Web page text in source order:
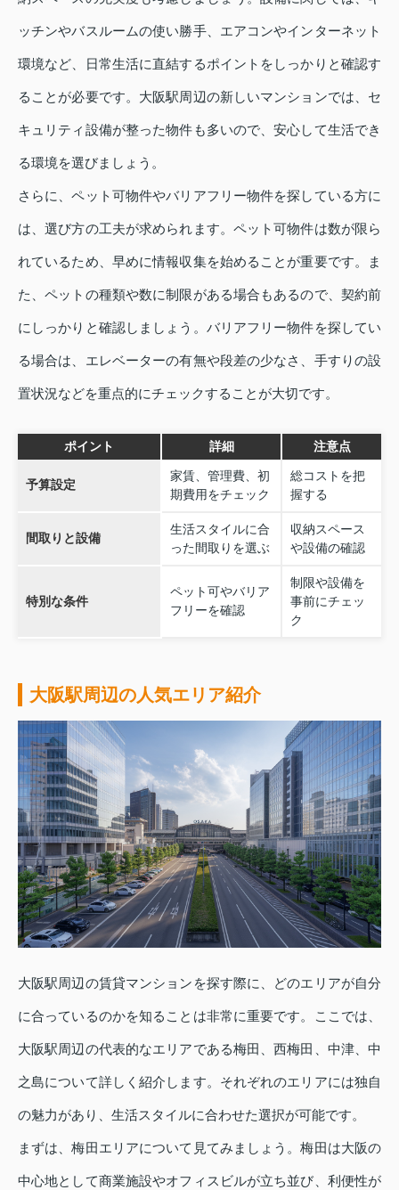
ッチンやバスルームの使い勝手、エアコンやインターネット
環境など、日常生活に直結するポイントをしっかりと確認す
ることが必要です。大阪駅周辺の新しいマンションでは、セ
キュリティ設備が整った物件も多いので、安心して生活でき
る環境を選びましょう。
さらに、ペット可物件やバリアフリー物件を探している方に
は、選び方の工夫が求められます。ペット可物件は数が限ら
れているため、早めに情報収集を始めることが重要です。ま
た、ペットの種類や数に制限がある場合もあるので、契約前
にしっかりと確認しましょう。バリアフリー物件を探してい
る場合は、エレベーターの有無や段差の少なさ、手すりの設
置状況などを重点的にチェックすることが大切です。
ポイント 詳細 注意点
予算設定
家賃、管理費、初
期費用をチェック
総コストを把
握する
間取りと設備
生活スタイルに合
った間取りを選ぶ
収納スペース
や設備の確認
特別な条件
ペット可やバリア
フリーを確認
制限や設備を
事前にチェッ
ク
大阪駅周辺の人気エリア紹介
大阪駅周辺の賃貸マンションを探す際に、どのエリアが自分
に合っているのかを知ることは非常に重要です。ここでは、
大阪駅周辺の代表的なエリアである梅田、西梅田、中津、中
之島について詳しく紹介します。それぞれのエリアには独自
の魅力があり、生活スタイルに合わせた選択が可能です。
まずは、梅田エリアについて見てみましょう。梅田は大阪の
中心地として商業施設やオフィスビルが立ち並び、利便性が